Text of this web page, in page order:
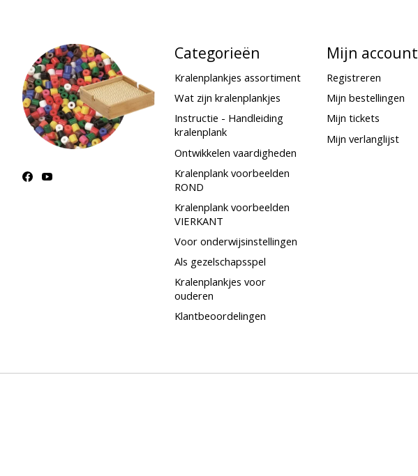
Categorieën
Kralenplankjes assortiment
Wat zijn kralenplankjes
Instructie - Handleiding
kralenplank
Ontwikkelen vaardigheden
Kralenplank voorbeelden
ROND
Kralenplank voorbeelden
VIERKANT
Voor onderwijsinstellingen
Als gezelschapsspel
Kralenplankjes voor
ouderen
Klantbeoordelingen
Mijn account
Registreren
Mijn bestellingen
Mijn tickets
Mijn verlanglijst